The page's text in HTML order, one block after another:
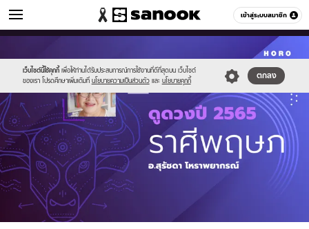
เข้าสู่ระบบสมาชิก
ดูดวง หมวดอื่นๆ
เว็บไซต์นี้ใช้คุกกี้ เพื่อให้ท่านได้รับประสบการณ์การใช้งานที่ดีที่สุดบน เว็บไซต์
ของเรา โปรดศึกษาเพิ่มเติมที่ นโยบายความเป็นส่วนตัว และ นโยบายคุกกี้
ตกลง
new-
sanook.png